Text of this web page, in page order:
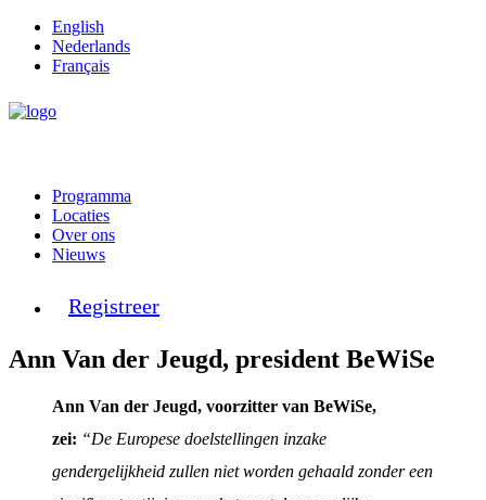
English
Nederlands
Français
Programma
Locaties
Over ons
Nieuws
Registreer
Ann Van der Jeugd, president BeWiSe
Ann Van der Jeugd, voorzitter van BeWiSe,
zei: “De Europese doelstellingen inzake
gendergelijkheid zullen niet worden gehaald zonder een